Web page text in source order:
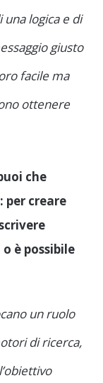
logica e di
giusto
facile ma
ottenere
che
creare
è possibile
un ruolo
di ricerca,